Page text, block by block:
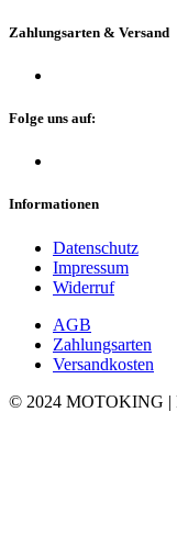
Zahlungsarten & Versand
Folge uns auf:
Informationen
Datenschutz
Impressum
Widerruf
AGB
Zahlungsarten
Versandkosten
© 2024 MOTOKING |